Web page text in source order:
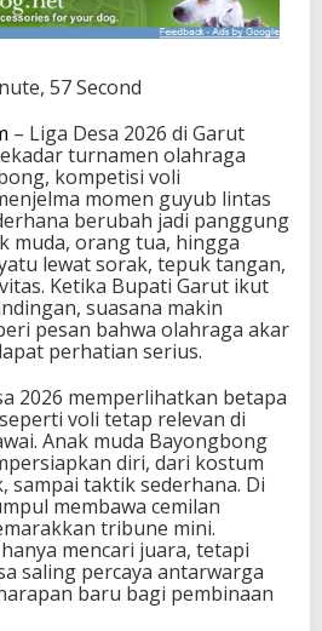
57 Second
– Liga Desa 2026 di Garut
turnamen olahraga
kompetisi voli
momen guyub lintas
berubah jadi panggung
muda, orang tua, hingga
lewat sorak, tepuk tangan,
Ketika Bupati Garut ikut
suasana makin
pesan bahwa olahraga akar
perhatian serius.
2026 memperlihatkan betapa
voli tetap relevan di
Anak muda Bayongbong
diri, dari kostum
sampai taktik sederhana. Di
membawa cemilan
tribune mini.
mencari juara, tetapi
saling percaya antarwarga
baru bagi pembinaan